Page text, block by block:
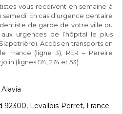
vous recoivent en semaine à
En cas d’urgence dentaire
de garde de votre ville ou
urgences de l’hôpital le plus
Accès en transports en
France (ligne 3), RER – Pereire
(lignes 174, 274 et 53).
92300, Levallois-Perret, France